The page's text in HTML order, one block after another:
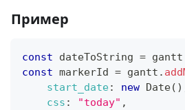
Пример
const dateToString = gantt
const markerId = gantt .
start_date: new Date( )
css : "today" ,